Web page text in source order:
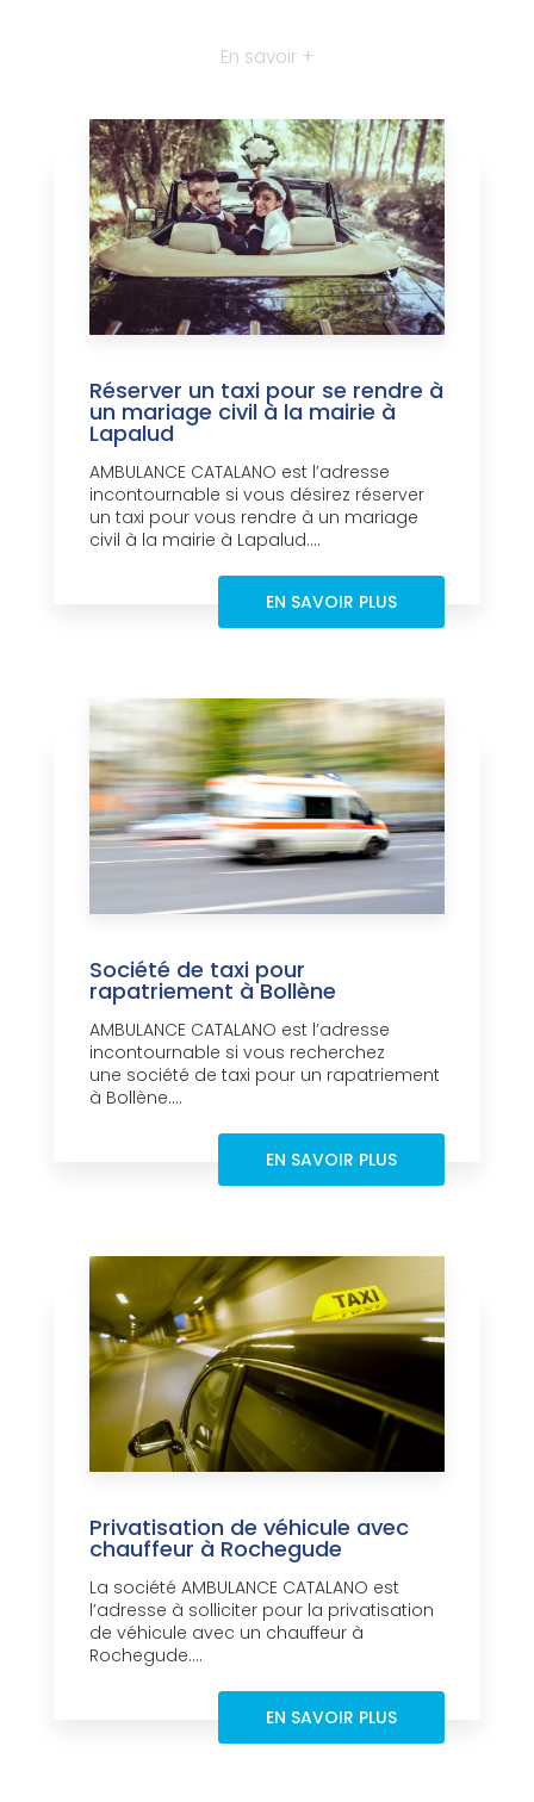
En savoir +
Réserver un taxi pour se rendre à
un mariage civil à la mairie à
Lapalud
AMBULANCE CATALANO est l’adresse
incontournable si vous désirez réserver
un taxi pour vous rendre à un mariage
civil à la mairie à Lapalud....
EN SAVOIR PLUS
Société de taxi pour
rapatriement à Bollène
AMBULANCE CATALANO est l’adresse
incontournable si vous recherchez
une société de taxi pour un rapatriement
à Bollène....
EN SAVOIR PLUS
Privatisation de véhicule avec
chauffeur à Rochegude
La société AMBULANCE CATALANO est
l’adresse à solliciter pour la privatisation
de véhicule avec un chauffeur à
Rochegude....
EN SAVOIR PLUS